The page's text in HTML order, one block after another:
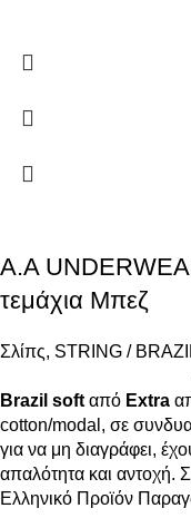
A.A
τεμάχια Μπεζ
Σλίπς, STRING /
Brazil soft από Extra
cotton/modal, σε
για να μη διαγράφει,
απαλότητα και αντοχή.
Ελληνικό Προϊόν